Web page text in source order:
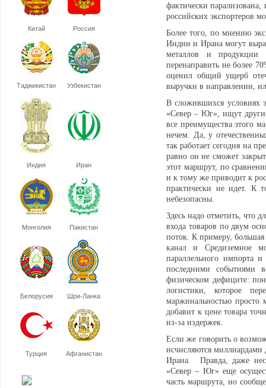
Китай Россия
Таджикистан Узбекистан
Индия Иран
Монголия Пакистан
Белорусия Шри-Ланка
Турция Афганистан
фактически
российских экспортеров
Более того, по мнению
Индии и Ирана могут
металлов и
перенаправить не более
оценил общий ущерб
выручки в направлении,
В сложившихся условиях
«Север – Юг», ищут
все преимущества этого
нечем. Да, у
так работает сегодня на
равно он не сможет
этот маршрут, по
и к тому же приводит к
практически не идет. К
небезопасны.
Здесь надо отметить, что
входа товаров по двум
поток. К примеру, бо
канал и Средиземное
параллельного импорта
последними событиями
физическом дефиците:
логистики, которое
маржинальностью просто
добавит к цене товара
из-за издержек.
Если же говорить о
исчисляются
Ирана. Правда, даже
«Север – Юг» еще
часть маршрута, но